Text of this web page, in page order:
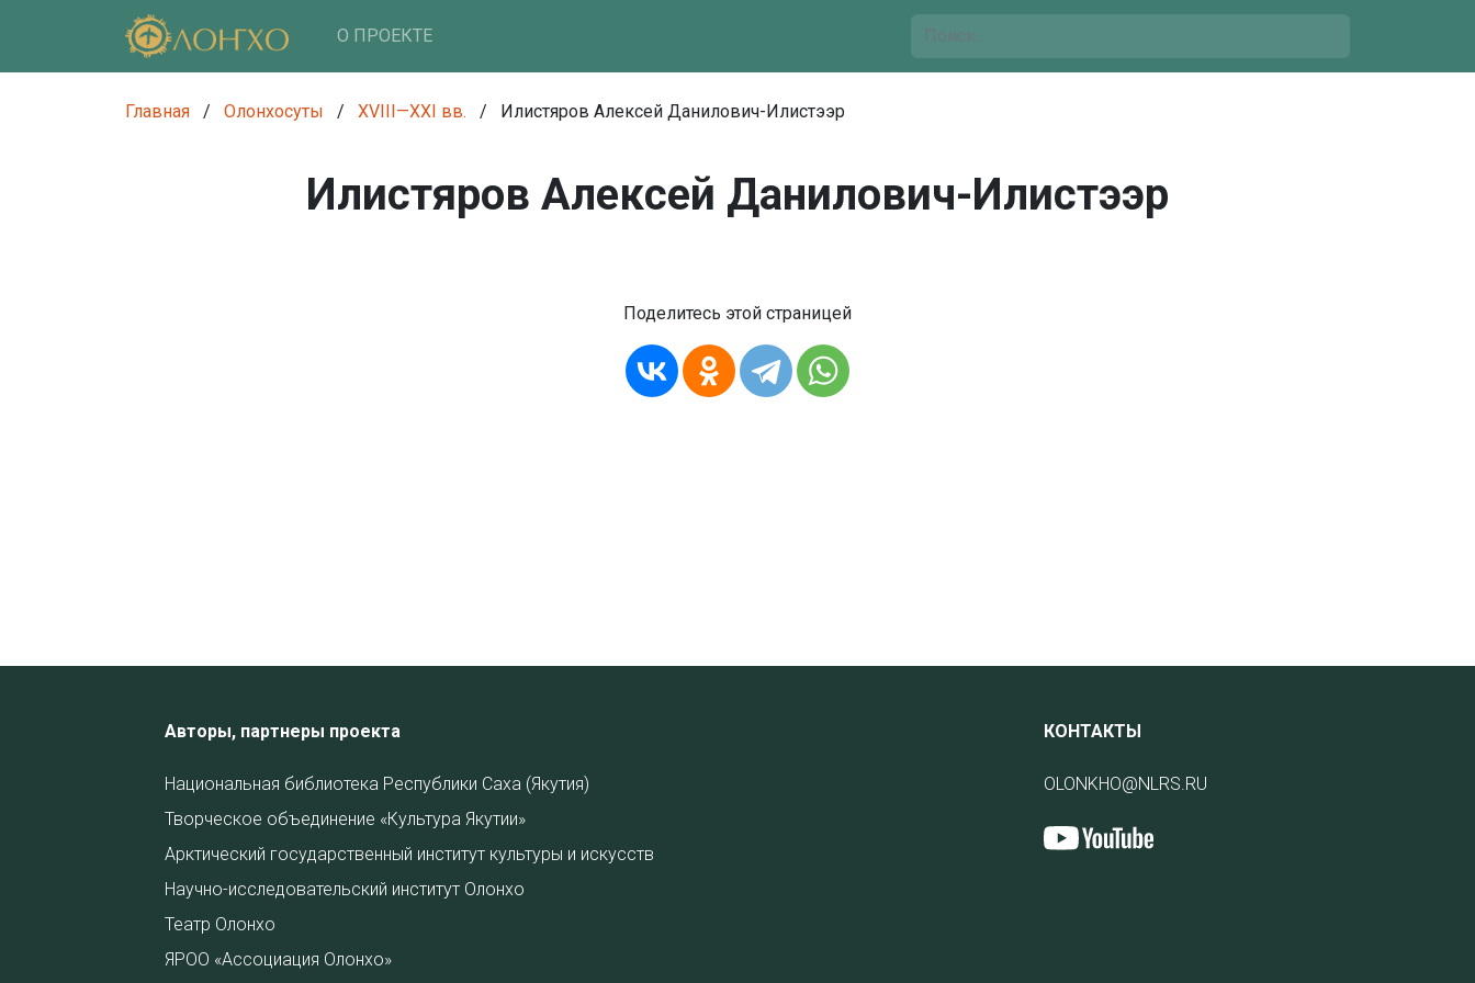
О ПРОЕКТЕ
Главная / Олонхосуты / XVIII—XXI вв. / Илистяров Алексей Данилович-Илистээр
Илистяров Алексей Данилович-Илистээр
Поделитесь этой страницей
Авторы, партнеры проекта
Национальная библиотека Республики Саха (Якутия)
Творческое объединение «Культура Якутии»
Арктический государственный институт культуры и искусств
Научно-исследовательский институт Олонхо
Театр Олонхо
ЯРОО «Ассоциация Олонхо»
КОНТАКТЫ
OLONKHO@NLRS.RU